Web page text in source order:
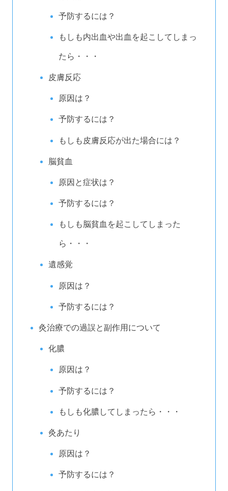
予防するには？
もしも内出血や出血を起こしてしまっ
たら・・・
皮膚反応
原因は？
予防するには？
もしも皮膚反応が出た場合には？
脳貧血
原因と症状は？
予防するには？
もしも脳貧血を起こしてしまった
ら・・・
遺感覚
原因は？
予防するには？
灸治療での過誤と副作用について
化膿
原因は？
予防するには？
もしも化膿してしまったら・・・
灸あたり
原因は？
予防するには？